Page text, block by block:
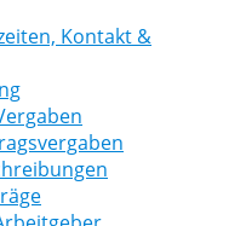
Kontakt &